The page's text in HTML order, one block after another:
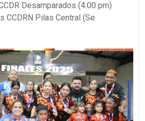
Desamparados (4:00 pm)
CCDRN Pilas Central (Se